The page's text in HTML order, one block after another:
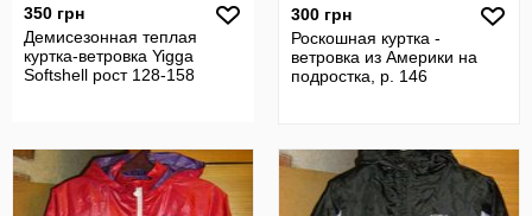
350 грн
Демисезонная теплая
куртка-ветровка Yigga
Softshell рост 128-158
300 грн
Роскошная куртка -
ветровка из Америки на
подростка, р. 146